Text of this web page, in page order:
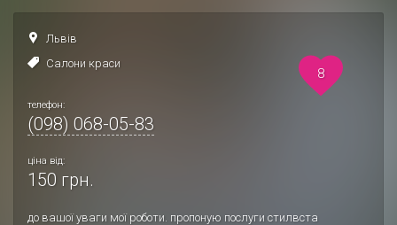
Львів
Салони краси
телефон:
(098) 068-05-83
ціна від:
150 грн.
до вашої уваги мої роботи. пропоную послуги стилвста
8